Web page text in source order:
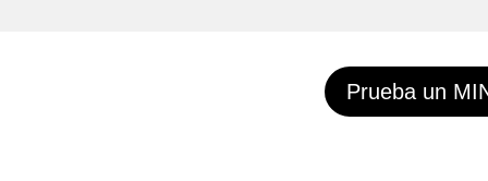
Prueba un